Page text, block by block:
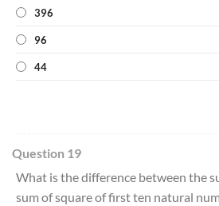
396
96
44
Question 19
What is the difference between the
sum of square of first ten natural